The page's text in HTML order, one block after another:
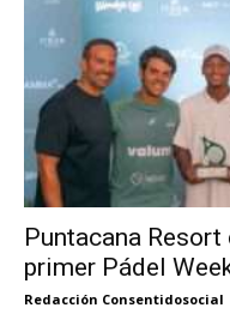
Puntacana
primer Pádel
Redacción Consentidosocial